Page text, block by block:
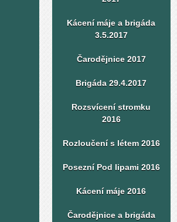
Kácení máje a brigáda
3.5.2017
Čarodějnice 2017
Brigáda 29.4.2017
Rozsvícení stromku
2016
Rozloučení s létem 2016
Posezní Pod lipami 2016
Kácení máje 2016
Čarodějnice a brigáda